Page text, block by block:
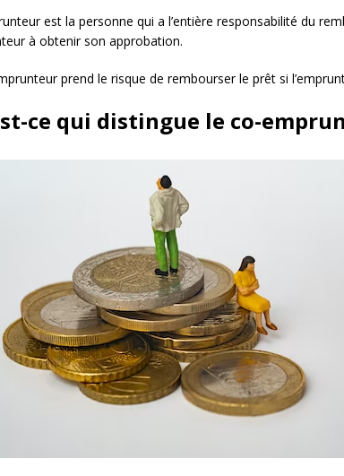
est la personne qui a l’entière responsabilité du
à obtenir son approbation.
prend le risque de rembourser le prêt si
ce qui distingue le co-